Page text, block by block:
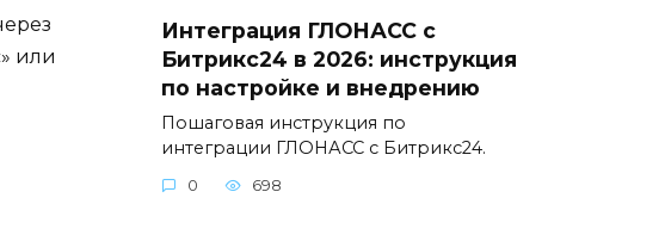
или
Интеграция ГЛОНАСС с
Битрикс24 в 2026: инструкция
по настройке и внедрению
Пошаговая инструкция по
интеграции ГЛОНАСС с Битрикс24.
0 698